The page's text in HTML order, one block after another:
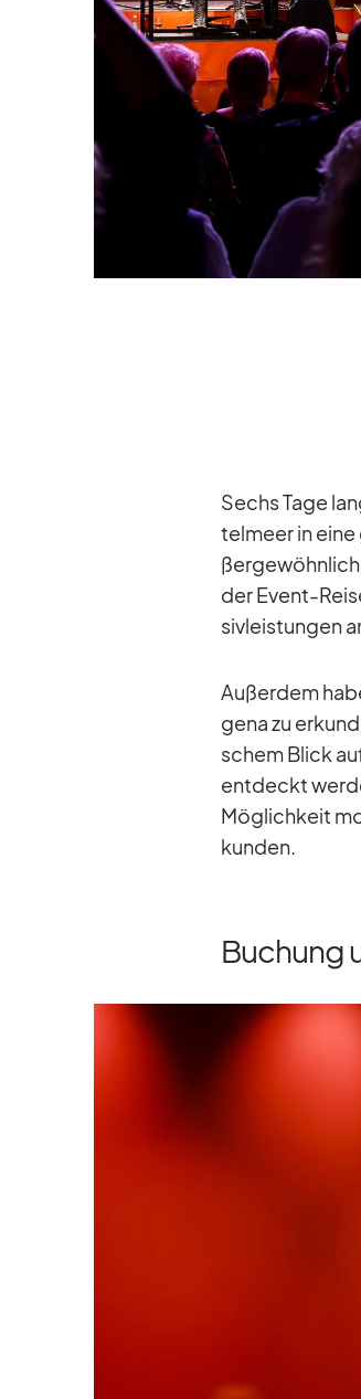
Sechs Tage
tel­meer in
der Event-
siv­leis­tun­gen
Au­ßer­dem
gena zu
schem Blick
ent­deckt
Mög­lich­keit
kun­den.
Buchung